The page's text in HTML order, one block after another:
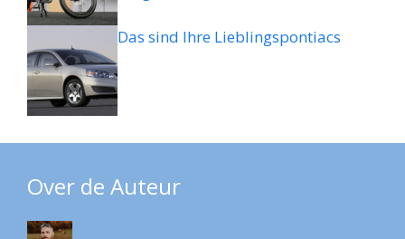
Das sind Ihre Lieblingspontiacs
Over de Auteur